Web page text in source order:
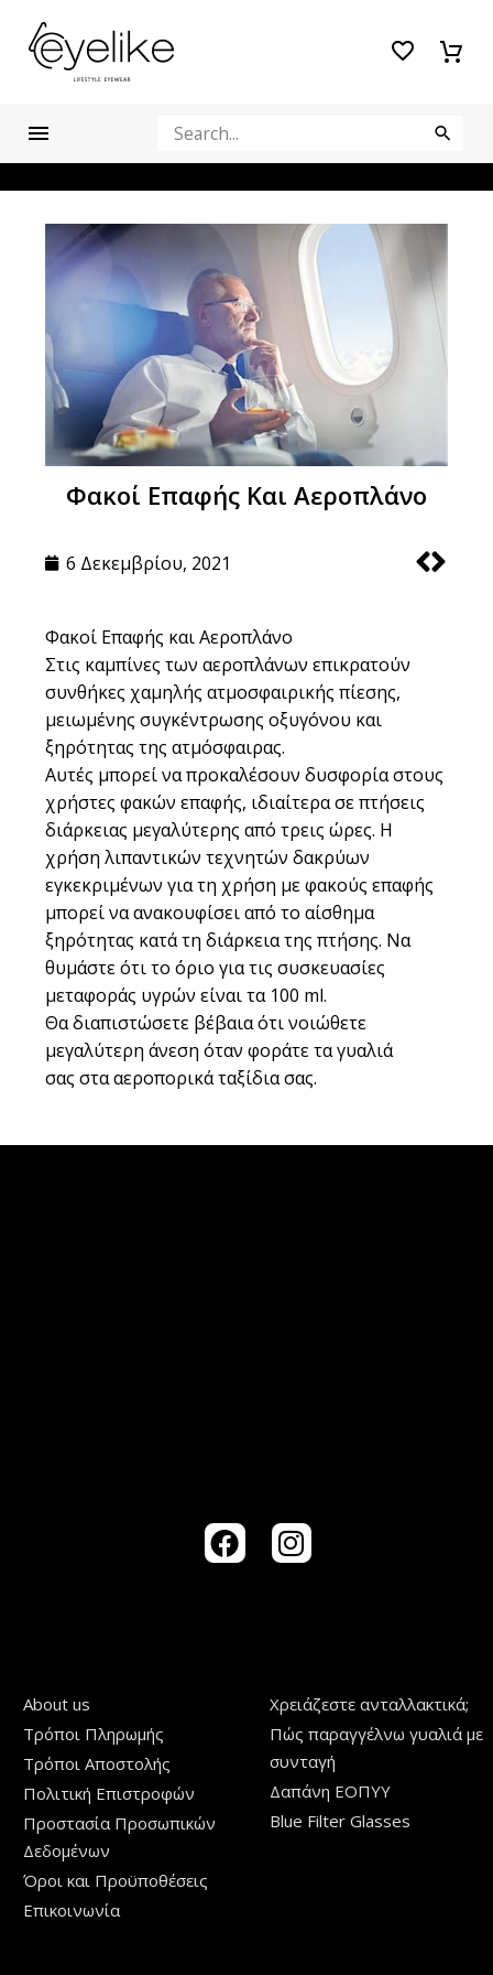
Φακοί Επαφής Και Αεροπλάνο
6 Δεκεμβρίου, 2021
Φακοί Επαφής και Αεροπλάνο
Στις καμπίνες των αεροπλάνων επικρατούν
συνθήκες χαμηλής ατμοσφαιρικής πίεσης,
μειωμένης συγκέντρωσης οξυγόνου και
ξηρότητας της ατμόσφαιρας.
Αυτές μπορεί να προκαλέσουν δυσφορία στους
χρήστες φακών επαφής, ιδιαίτερα σε πτήσεις
διάρκειας μεγαλύτερης από τρεις ώρες. Η
χρήση λιπαντικών τεχνητών δακρύων
εγκεκριμένων για τη χρήση με φακούς επαφής
μπορεί να ανακουφίσει από το αίσθημα
ξηρότητας κατά τη διάρκεια της πτήσης. Να
θυμάστε ότι το όριο για τις συσκευασίες
μεταφοράς υγρών είναι τα 100 ml.
Θα διαπιστώσετε βέβαια ότι νοιώθετε
μεγαλύτερη άνεση όταν φοράτε τα γυαλιά
σας στα αεροπορικά ταξίδια σας.
About us
Τρόποι Πληρωμής
Τρόποι Aποστολής
Πολιτική Επιστροφών
Προστασία Προσωπικών
Δεδομένων
Όροι και Προϋποθέσεις
Επικοινωνία
Χρειάζεστε ανταλλακτικά;
Πώς παραγγέλνω γυαλιά με
συνταγή
Δαπάνη ΕΟΠΥΥ
Blue Filter Glasses